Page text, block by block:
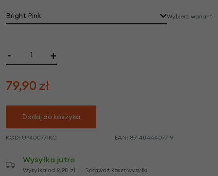
Bright Pink Wybierz wariant
- +
79,90 zł
Dodaj do koszyka
KOD: UP400771KC EAN: 8714044407719
Wysyłka jutro
Wysyłka od 9,90 zł Sprawdź koszt wysyłki